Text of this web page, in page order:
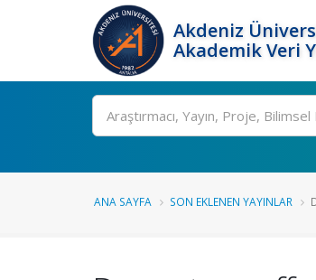
Akdeniz
Akademik Veri
Ara
ANA SAYFA SON EKLENEN YAYINLAR